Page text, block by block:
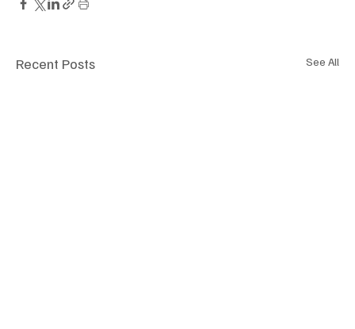
Recent Posts See All